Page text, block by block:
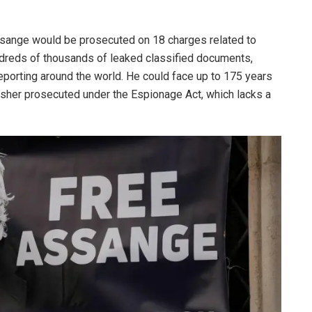
would be prosecuted on 18 charges related to
of thousands of leaked classified documents,
around the world. He could face up to 175 years
prosecuted under the Espionage Act, which lacks a